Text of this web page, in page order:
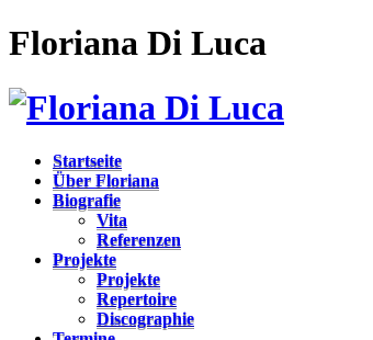
Floriana Di Luca
Startseite
Über Floriana
Biografie
Vita
Referenzen
Projekte
Projekte
Repertoire
Discographie